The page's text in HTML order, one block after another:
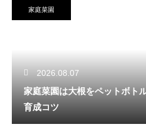
家庭菜園
2026.08.07
家庭菜園は大根をペットボト
育成コツ